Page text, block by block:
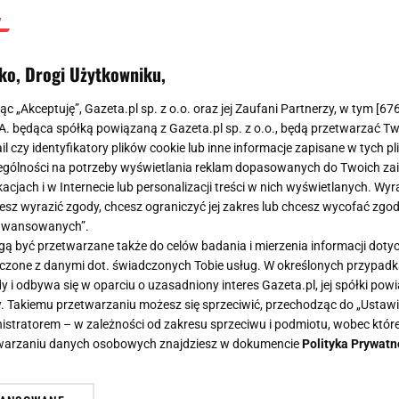
Drogi Użytkowniku,
„Akceptuję”, Gazeta.pl sp. z o.o. oraz jej Zaufani Partnerzy, w tym [
będąca spółką powiązaną z Gazeta.pl sp. z o.o., będą przetwarzać
czy identyfikatory plików cookie lub inne informacje zapisane w tych
na potrzeby wyświetlania reklam dopasowanych do Twoich
i w Internecie lub personalizacji treści w nich wyświetlanych.
wyrazić zgody, chcesz ograniczyć jej zakres lub chcesz wycofać
być przetwarzane także do celów badania i mierzenia informacji
z danymi dot. świadczonych Tobie usług. W określonych
i odbywa się w oparciu o uzasadniony interes Gazeta.pl, jej spółki
przetwarzaniu możesz się sprzeciwić, przechodząc do
– w zależności od zakresu sprzeciwu i podmiotu, wobec
danych osobowych znajdziesz w dokumenciePolityka